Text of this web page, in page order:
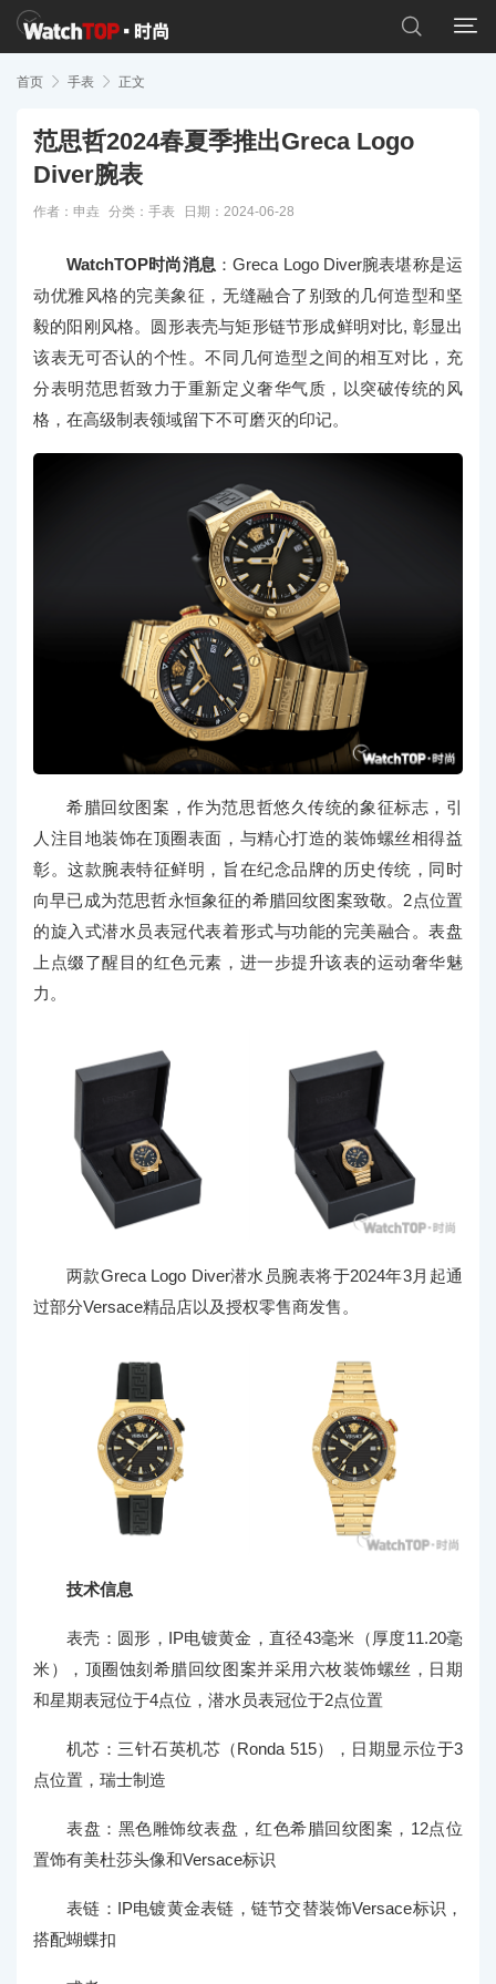


首页  手表  正文
范思哲2024春夏季推出Greca Logo
Diver腕表
作者：申垚 分类： 手表 日期：2024-06-28
WatchTOP时尚消息 ：Greca Logo Diver腕表堪称是运
动优雅风格的完美象征，无缝融合了别致的几何造型和坚
毅的阳刚风格。圆形表壳与矩形链节形成鲜明对比, 彰显出
该表无可否认的个性。不同几何造型之间的相互对比，充
分表明范思哲致力于重新定义奢华气质，以突破传统的风
格，在高级制表领域留下不可磨灭的印记。
希腊回纹图案，作为范思哲悠久传统的象征标志，引
人注目地装饰在顶圈表面，与精心打造的装饰螺丝相得益
彰。这款腕表特征鲜明，旨在纪念品牌的历史传统，同时
向早已成为范思哲永恒象征的希腊回纹图案致敬。2点位置
的旋入式潜水员表冠代表着形式与功能的完美融合。表盘
上点缀了醒目的红色元素，进一步提升该表的运动奢华魅
力。
两款Greca Logo Diver潜水员腕表将于2024年3月起通
过部分Versace精品店以及授权零售商发售。
技术信息
表壳：圆形，IP电镀黄金，直径43毫米（厚度11.20毫
米），顶圈蚀刻希腊回纹图案并采用六枚装饰螺丝，日期
和星期表冠位于4点位，潜水员表冠位于2点位置
机芯：三针石英机芯（Ronda 515），日期显示位于3
点位置，瑞士制造
表盘：黑色雕饰纹表盘，红色希腊回纹图案，12点位
置饰有美杜莎头像和Versace标识
表链：IP电镀黄金表链，链节交替装饰Versace标识，
搭配蝴蝶扣